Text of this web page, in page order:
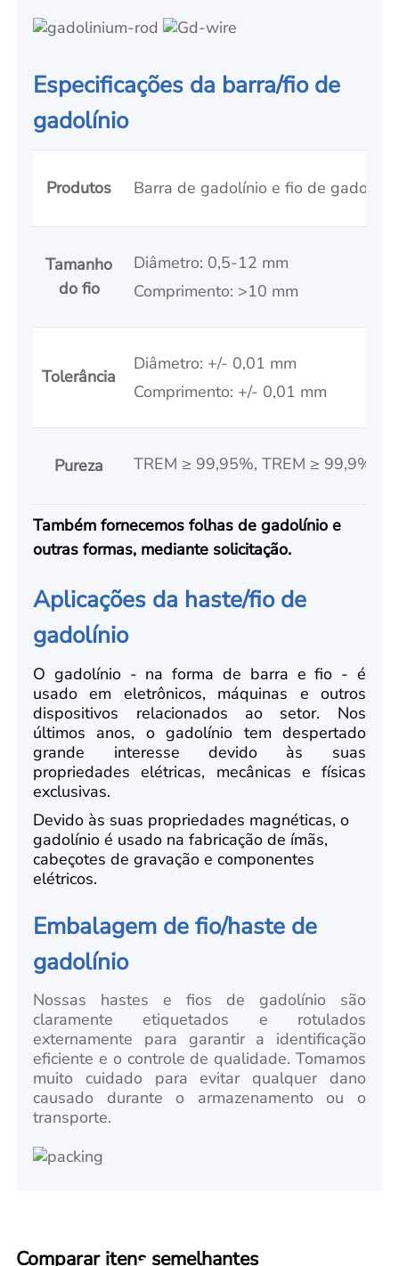
Especificações da barra/fio de
gadolínio
Produtos Barra de gadolínio e fio de gadolínio
Tamanho
do fio
Diâmetro: 0,5-12 mm
Comprimento: >10 mm
Tolerância
Diâmetro: +/- 0,01 mm
Comprimento: +/- 0,01 mm
Pureza TREM ≥ 99,95%, TREM ≥ 99,9%
Também fornecemos folhas de gadolínio e
outras formas, mediante solicitação.
Aplicações da haste/fio de
gadolínio
O gadolínio - na forma de barra e fio - é
usado em eletrônicos, máquinas e outros
dispositivos relacionados ao setor. Nos
últimos anos, o gadolínio tem despertado
grande interesse devido às suas
propriedades elétricas, mecânicas e físicas
exclusivas.
Devido às suas propriedades magnéticas, o
gadolínio é usado na fabricação de ímãs,
cabeçotes de gravação e componentes
elétricos.
Embalagem de fio/haste de
gadolínio
Nossas hastes e fios de gadolínio são
claramente etiquetados e rotulados
externamente para garantir a identificação
eficiente e o controle de qualidade. Tomamos
muito cuidado para evitar qualquer dano
causado durante o armazenamento ou o
transporte.
Comparar itens semelhantes